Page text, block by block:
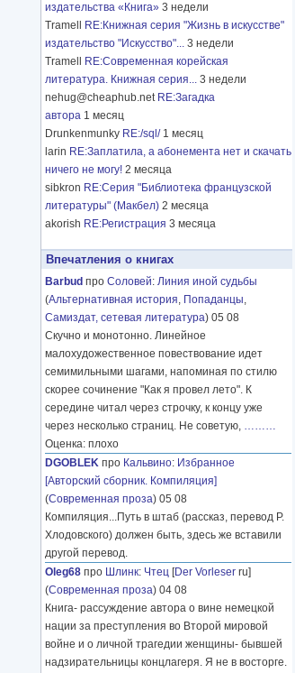
издательства «Книга» 3 недели
Tramell
RE:Книжная серия "Жизнь в искусстве"
издательство "Искусство"... 3 недели
Tramell
RE:Современная корейская
литература. Книжная серия... 3 недели
nehug@cheaphub.net RE:Загадка
автора 1 месяц
Drunkenmunky RE:/sql/ 1 месяц
larin RE:Заплатила, а абонемента нет и скачать
ничего не могу! 2 месяца
sibkron RE:Серия "Библиотека французской
литературы" (Макбел) 2 месяца
akorish RE:Регистрация 3 месяца
Впечатления о книгах
Barbud про Соловей: Линия иной судьбы
(Альтернативная история, Попаданцы,
Самиздат, сетевая литература) 05 08
Скучно и монотонно. Линейное
малохудожественное повествование идет
семимильными шагами, напоминая по стилю
скорее сочинение "Как я провел лето". К
середине читал через строчку, к концу уже
через несколько страниц. Не советую, ………
Оценка: плохо
DGOBLEK про Кальвино: Избранное
[Авторский сборник. Компиляция]
(Современная проза) 05 08
Компиляция...Путь в штаб (рассказ, перевод Р.
Хлодовского) должен быть, здесь же вставили
другой перевод.
Oleg68 про Шлинк: Чтец [Der Vorleser ru]
(Современная проза) 04 08
Книга- рассуждение автора о вине немецкой
нации за преступления во Второй мировой
войне и о личной трагедии женщины- бывшей
надзирательницы концлагеря. Я не в восторге.